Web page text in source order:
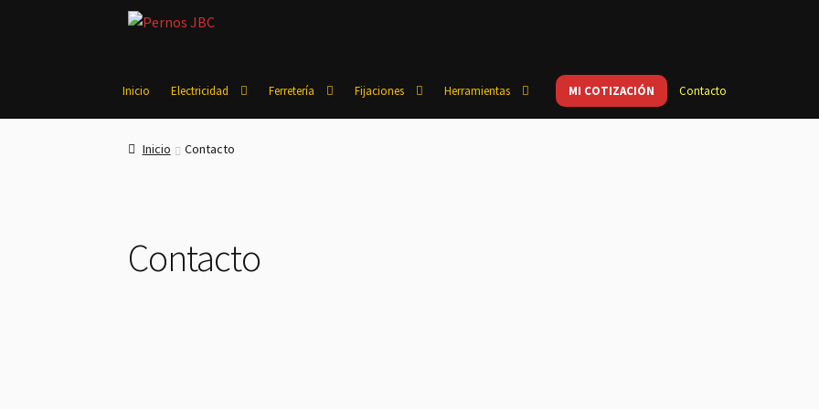
Ir
navegación
Ir
Inicio Electricidad Ferretería Fijaciones Herramientas MI COTIZACIÓN Contacto
Inicio Contacto
Contacto